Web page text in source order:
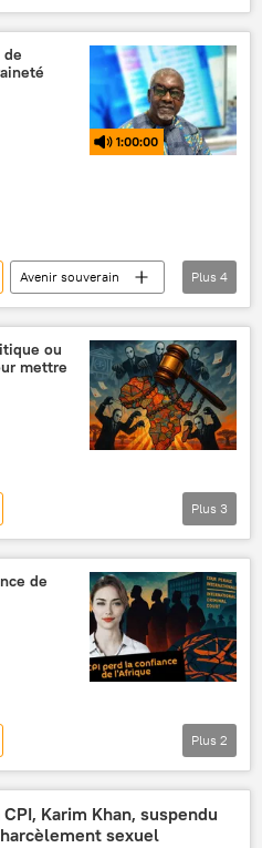
du Sahel (AES)
1:00:00
Avenir souverain
Union économique et monétaire ouest-africaine (UEMOA)
Plus 4
ou
mettre
Opinion
Plus 3
de
AnnaVirtuelle
Plus 2
Karim Khan, suspendu
sexuel